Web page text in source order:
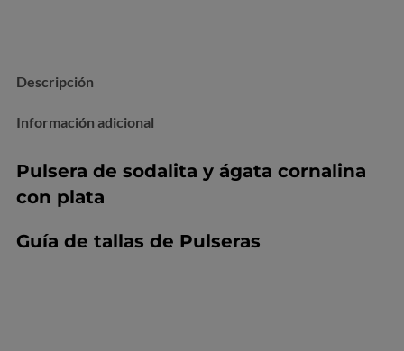
Descripción
Información adicional
Pulsera de sodalita y ágata cornalina
con plata
Guía de tallas de Pulseras